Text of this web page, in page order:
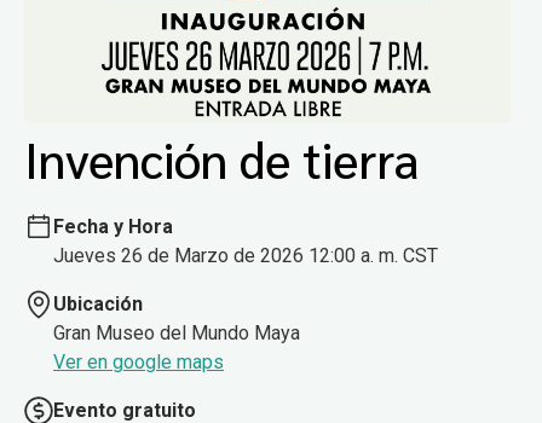
Invención de tierra
Fecha y Hora
Jueves 26 de Marzo de 2026 12:00 a. m. CST
Ubicación
Gran Museo del Mundo Maya
Ver en google maps
Evento gratuito